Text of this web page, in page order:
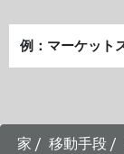
出
発
家 移動手段